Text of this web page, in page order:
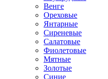
Венге
Ореховые
Янтарные
Сиреневые
Салатовые
Фиолетовые
Мятные
Золотые
Синие